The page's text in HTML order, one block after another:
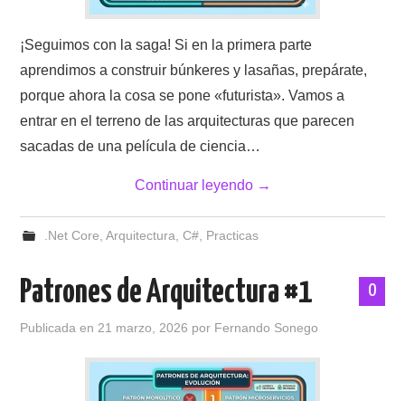
¡Seguimos con la saga! Si en la primera parte
aprendimos a construir búnkeres y lasañas, prepárate,
porque ahora la cosa se pone «futurista». Vamos a
entrar en el terreno de las arquitecturas que parecen
sacadas de una película de ciencia…
Continuar leyendo →
.Net Core, Arquitectura, C#, Practicas
0
Patrones de Arquitectura #1
Publicada en21 marzo, 2026 por Fernando Sonego